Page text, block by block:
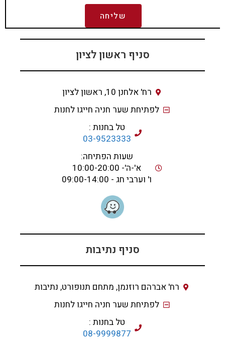
שליחה
סניף ראשון לציון
רח' אלחנן 10, ראשון לציון
לפתיחת שער חניה חייגו לחנות
טל בחנות :
03-9523333
שעות הפתיחה:
א'-ה'- 10:00-20:00
ו' וערבי חג - 09:00-14:00
סניף נתיבות
רח' אברהם רוזנמן, מתחם תנופורט, נתיבות
לפתיחת שער חניה חייגו לחנות
טל בחנות :
08-9999877